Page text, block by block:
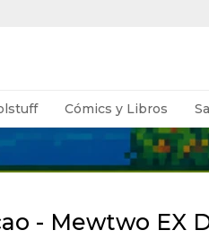
Cómics y Libros
- Mewtwo EX